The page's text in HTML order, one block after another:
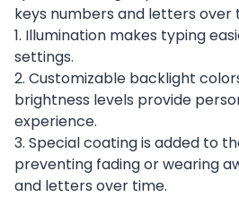
keys numbers and letters over
1. Illumination makes typing
settings.
2. Customizable backlight
brightness levels provide
experience.
3. Special coating is added to
preventing fading or wearing
and letters over time.